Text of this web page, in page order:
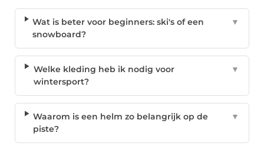
Wat is beter voor beginners: ski's of een
snowboard?
▼
Welke kleding heb ik nodig voor
wintersport?
▼
Waarom is een helm zo belangrijk op de
piste?
▼